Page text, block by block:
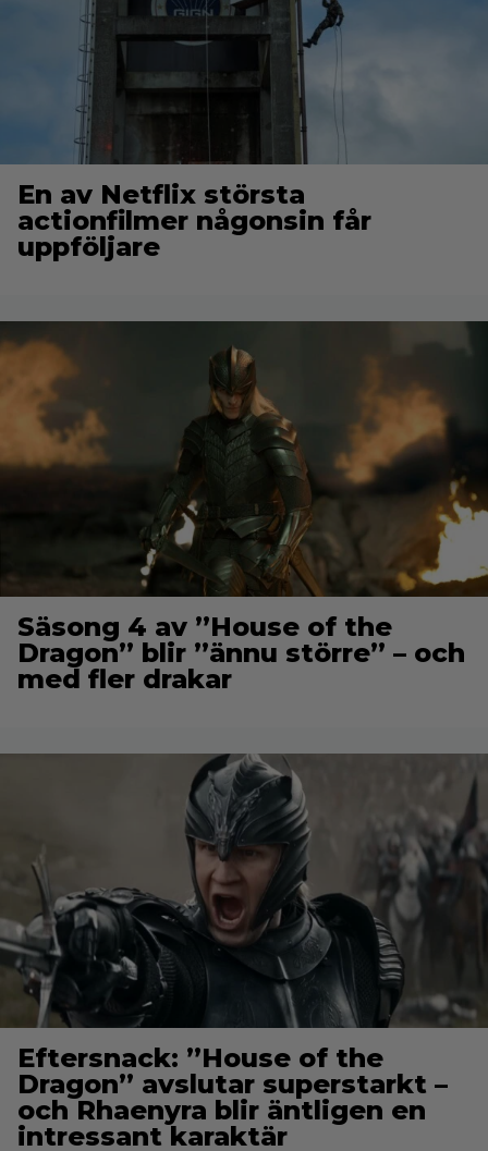
En av Netflix största
actionfilmer någonsin får
uppföljare
Säsong 4 av ”House of the
Dragon” blir ”ännu större” – och
med fler drakar
Eftersnack: ”House of the
Dragon” avslutar superstarkt –
och Rhaenyra blir äntligen en
intressant karaktär